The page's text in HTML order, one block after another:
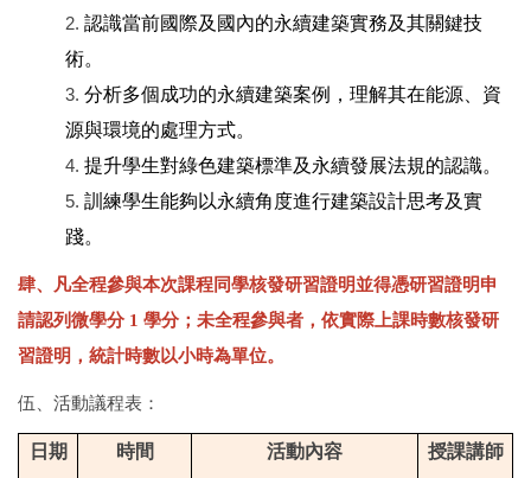
認識當前國際及國內的永續建築實務及其關鍵技
術。
分析多個成功的永續建築案例，理解其在能源、資
源與環境的處理方式。
提升學生對綠色建築標準及永續發展法規的認識。
訓練學生能夠以永續角度進行建築設計思考及實
踐。
肆、凡全程參與本次課程同學核發研習證明並得憑研習證明申
請認列微學分 1 學分；未全程參與者，依實際上課時數核發研
習證明，統計時數以小時為單位。
伍、活動議程表：
日期 時間 活動內容 授課講師